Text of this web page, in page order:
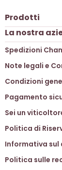
Prodotti
La nostra
Spedizioni
Note legali e
Condizioni
Pagamento
Sei un
Politica di
Informativa sul
Politica sulle